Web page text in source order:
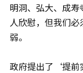
明洞、弘大、成
人欣慰，但我们
弱。
政府提出了‘提前